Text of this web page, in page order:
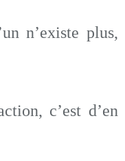
n’existe plus,
c’est d’en